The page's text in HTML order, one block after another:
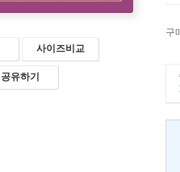
사이즈비교
공유하기
구